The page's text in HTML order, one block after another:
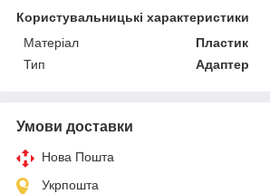
Користувальницькі характеристики
Матеріал
Пластик
Тип
Адаптер
Умови доставки
Нова Пошта
Укрпошта